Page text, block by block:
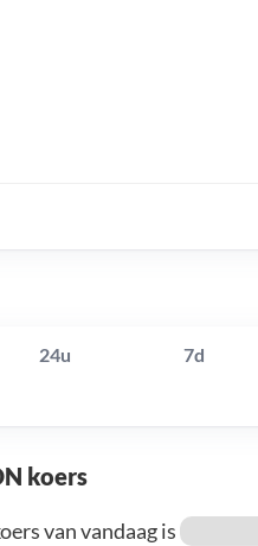
24u 7d
koers
van vandaag is